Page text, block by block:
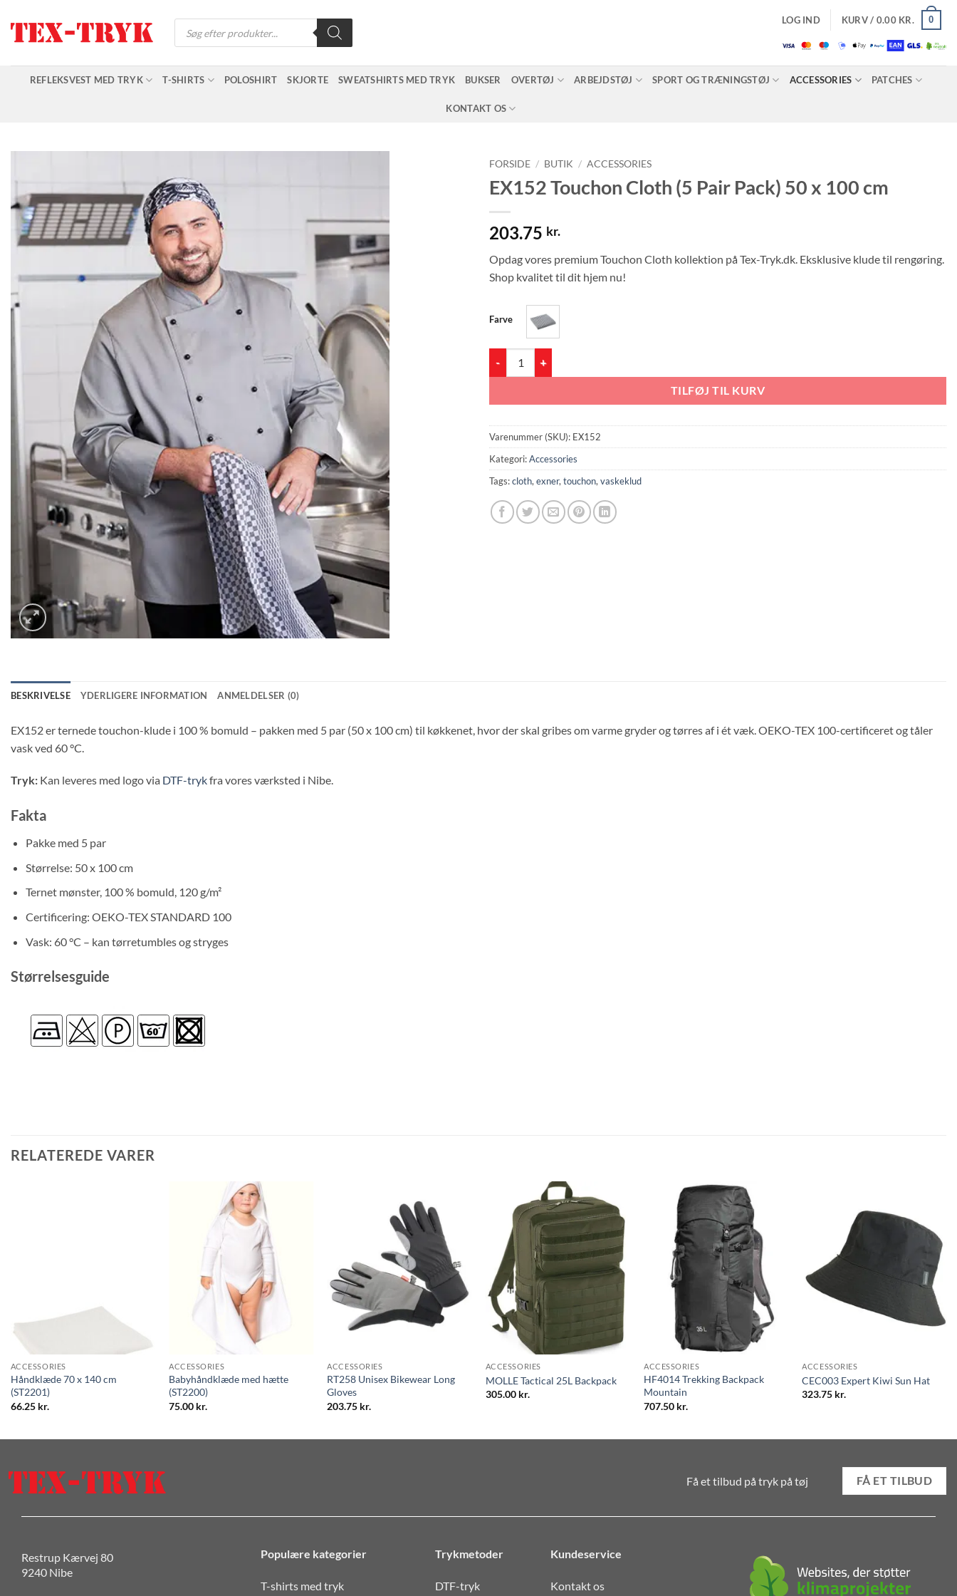
indhold
Products
search
LOG IND KURV / 0.00 KR. 0
REFLEKSVEST MED TRYK T-SHIRTS POLOSHIRT SKJORTE SWEATSHIRTS MED TRYK BUKSER OVERTØJ ARBEJDSTØJ SPORT OG TRÆNINGSTØJ ACCESSORIES PATCHES
KONTAKT OS
FORSIDE / BUTIK / ACCESSORIES
EX152 Touchon Cloth (5 Pair Pack) 50 x 100 cm
203.75 kr.
Opdag vores premium Touchon Cloth kollektion på Tex-Tryk.dk. Eksklusive klude til rengøring.
Shop kvalitet til dit hjem nu!
Farve
TILFØJ TIL KURV
Varenummer (SKU): EX152
Kategori:Accessories
Tags:cloth, exner, touchon, vaskeklud
BESKRIVELSE YDERLIGERE INFORMATION ANMELDELSER (0)
EX152 er ternede touchon-klude i 100 % bomuld – pakken med 5 par (50 x 100 cm) til køkkenet, hvor der skal gribes om varme gryder og tørres af i ét væk. OEKO-TEX 100-certificeret og tåler
vask ved 60 °C.
Tryk: Kan leveres med logo via DTF-trykfra vores værksted i Nibe.
Fakta
Pakke med 5 par
Størrelse: 50 x 100 cm
Ternet mønster, 100 % bomuld, 120 g/m²
Certificering: OEKO-TEX STANDARD 100
Vask: 60 °C – kan tørretumbles og stryges
Størrelsesguide
RELATEREDE VARER
ACCESSORIES
Håndklæde 70 x 140 cm
(ST2201)
66.25 kr.
ACCESSORIES
Babyhåndklæde med hætte
(ST2200)
75.00 kr.
ACCESSORIES
RT258 Unisex Bikewear Long
Gloves
203.75 kr.
ACCESSORIES
MOLLE Tactical 25L Backpack
305.00 kr.
ACCESSORIES
HF4014 Trekking Backpack
Mountain
707.50 kr.
ACCESSORIES
CEC003 Expert Kiwi Sun Hat
323.75 kr.
Få et tilbud på tryk på tøj FÅ ET TILBUD
Restrup Kærvej 80
9240 Nibe
Populære kategorier
T-shirts med tryk
Trykmetoder
DTF-tryk
Kundeservice
Kontakt os